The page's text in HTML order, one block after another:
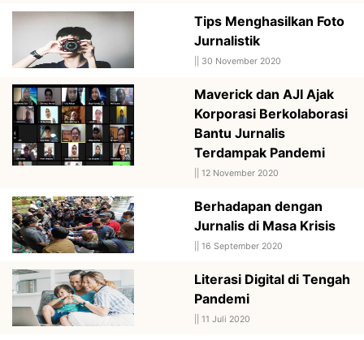
Tips Menghasilkan Foto
Jurnalistik
30 November 2020
Maverick dan AJI Ajak
Korporasi Berkolaborasi
Bantu Jurnalis
Terdampak Pandemi
12 November 2020
Berhadapan dengan
Jurnalis di Masa Krisis
16 September 2020
Literasi Digital di Tengah
Pandemi
11 Juli 2020